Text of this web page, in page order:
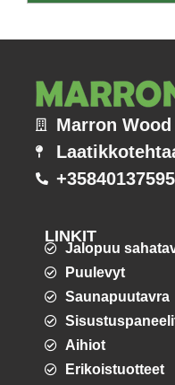
Marron Wood
LINKIT
Jalopuu
Puulevyt
Saunapuutavra
Aihiot
Erikoistuotteet